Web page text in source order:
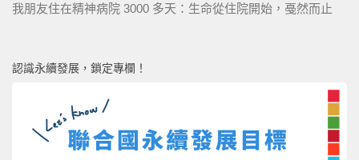
我朋友住在精神病院 3000 多天：生命從住院開始，戞然而止
認識永續發展，鎖定專欄！